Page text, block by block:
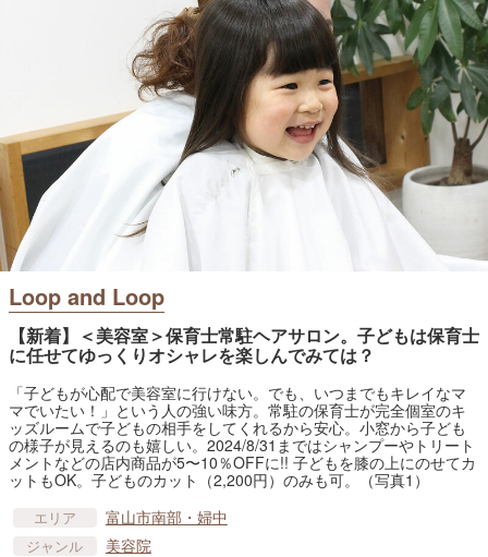
Loop and Loop
【新着】＜美容室＞保育士常駐ヘアサロン。子どもは保育士
に任せてゆっくりオシャレを楽しんでみては？
「子どもが心配で美容室に行けない。でも、いつまでもキレイなマ
マでいたい！」という人の強い味方。常駐の保育士が完全個室のキ
ッズルームで子どもの相手をしてくれるから安心。小窓から子ども
の様子が見えるのも嬉しい。2024/8/31まではシャンプーやトリート
メントなどの店内商品が5〜10％OFFに!! 子どもを膝の上にのせてカ
ットもOK。子どものカット（2,200円）のみも可。（写真1）
エリア 富山市南部・婦中
ジャンル 美容院